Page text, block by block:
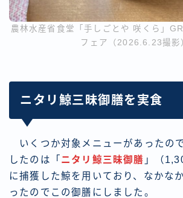
農林水産省食堂「手しごとや 咲くら」
フェア（2026.6.23撮影
ニタリ鯨三昧御膳を実食
いくつか対象メニューがあったの
したのは「 ニタリ鯨三昧御膳 」（
に捕獲した鯨を用いており、なかな
ったのでこの御膳にしました。